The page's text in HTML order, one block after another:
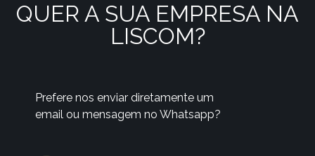
QUER A SUA EMPRESA NA
LISCOM?
Prefere nos enviar diretamente um
email ou mensagem no Whatsapp?